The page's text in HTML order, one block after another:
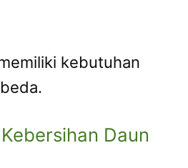
kebutuhan
Daun